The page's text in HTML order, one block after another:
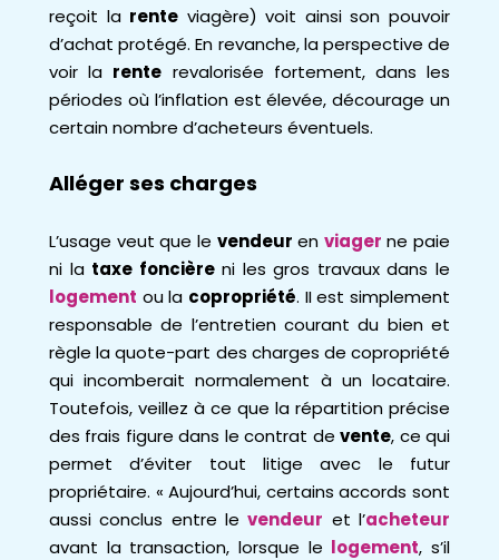
reçoit la rente viagère) voit ainsi son pouvoir
d’achat protégé. En revanche, la perspective de
voir la rente revalorisée fortement, dans les
périodes où l’inflation est élevée, décourage un
certain nombre d’acheteurs éventuels.
Alléger ses charges
L’usage veut que le vendeur en viager ne paie
ni la taxe foncièreni les gros travaux dans le
logement ou la copropriété. II est simplement
responsable de l’entretien courant du bien et
règle la quote-part des charges de copropriété
qui incomberait normalement à un locataire.
Toutefois, veillez à ce que la répartition précise
des frais figure dans le contrat devente, ce qui
permet d’éviter tout litige avec le futur
propriétaire. « Aujourd’hui, certains accords sont
aussi conclus entre levendeur et l’acheteur
avant la transaction, lorsque le logement, s’il